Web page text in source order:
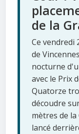
de la
Ce vendredi
de
nocturne
avec le Prix
Quatorze
découdre
mètres de
lancé